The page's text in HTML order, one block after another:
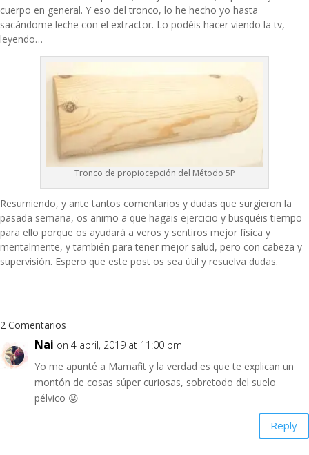
cuerpo en general. Y eso del tronco, lo he hecho yo hasta
sacándome leche con el extractor. Lo podéis hacer viendo la tv,
leyendo…
Tronco de propiocepción del Método 5P
Resumiendo, y ante tantos comentarios y dudas que surgieron la
pasada semana, os animo a que hagais ejercicio y busquéis tiempo
para ello porque os ayudará a veros y sentiros mejor física y
mentalmente, y también para tener mejor salud, pero con cabeza y
supervisión. Espero que este post os sea útil y resuelva dudas.
2 Comentarios
Nai on 4 abril, 2019 at 11:00 pm
Yo me apunté a Mamafit y la verdad es que te explican un
montón de cosas súper curiosas, sobretodo del suelo
pélvico 😛
Reply